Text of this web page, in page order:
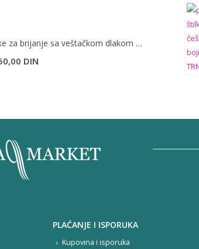
89.800,00 DIN.
Četke za brijanje sa veštačkom dlakom S10108
DIN
PLAĆANJE I ISPORUKA
Kupovina i isporuka